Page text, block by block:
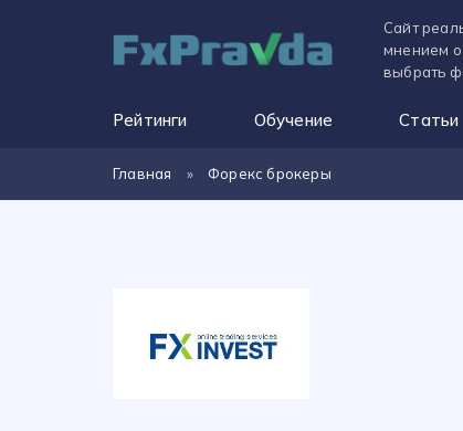
Сайт
мнением
выбрать
Рейтинги Обучение Статьи
Главная » Форекс брокеры